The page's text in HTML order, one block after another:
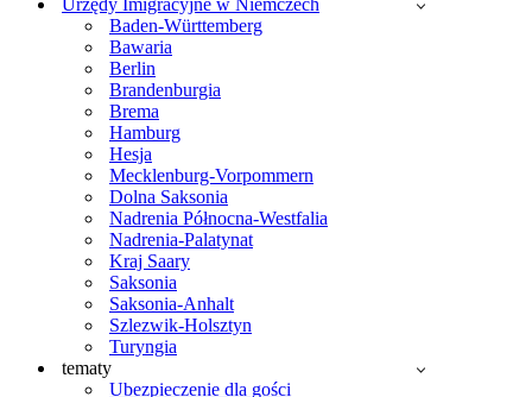
Urzędy Imigracyjne w Niemczech
Baden-Württemberg
Bawaria
Berlin
Brandenburgia
Brema
Hamburg
Hesja
Mecklenburg-Vorpommern
Dolna Saksonia
Nadrenia Północna-Westfalia
Nadrenia-Palatynat
Kraj Saary
Saksonia
Saksonia-Anhalt
Szlezwik-Holsztyn
Turyngia
tematy
Ubezpieczenie dla gości